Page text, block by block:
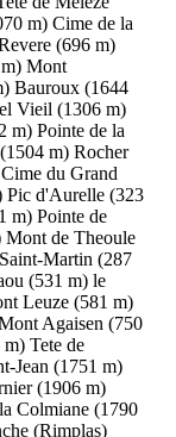
m) Cime de la
(696 m)
Mont
Bauroux (1644
Vieil (1306 m)
m) Pointe de la
m) Rocher
Cime du Grand
Pic d'Aurelle (323
m) Pointe de
Mont de Theoule
Martin (287
(531 m) le
Leuze (581 m)
Agaisen (750
m) Tete de
Jean (1751 m)
(1906 m)
Colmiane (1790
(Rimplas)